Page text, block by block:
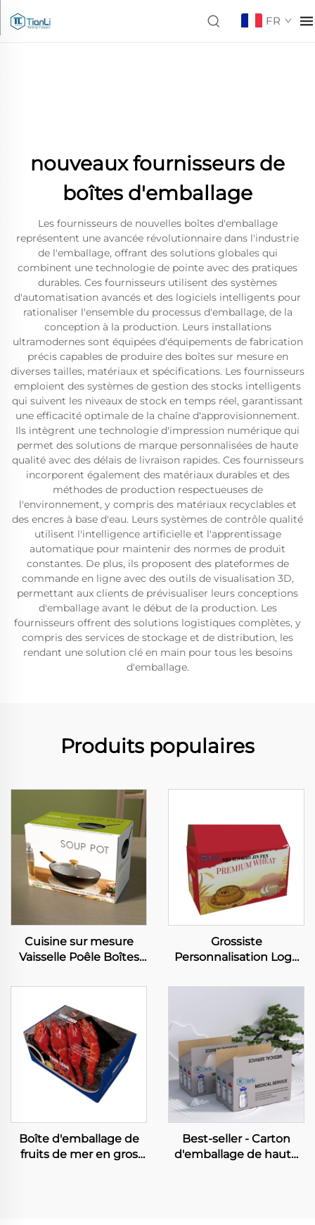
FR
nouveaux fournisseurs de
boîtes d'emballage
Les fournisseurs de nouvelles boîtes d'emballage
représentent une avancée révolutionnaire dans l'industrie
de l'emballage, offrant des solutions globales qui
combinent une technologie de pointe avec des pratiques
durables. Ces fournisseurs utilisent des systèmes
d'automatisation avancés et des logiciels intelligents pour
rationaliser l'ensemble du processus d'emballage, de la
conception à la production. Leurs installations
ultramodernes sont équipées d'équipements de fabrication
précis capables de produire des boîtes sur mesure en
diverses tailles, matériaux et spécifications. Les fournisseurs
emploient des systèmes de gestion des stocks intelligents
qui suivent les niveaux de stock en temps réel, garantissant
une efficacité optimale de la chaîne d'approvisionnement.
Ils intègrent une technologie d'impression numérique qui
permet des solutions de marque personnalisées de haute
qualité avec des délais de livraison rapides. Ces fournisseurs
incorporent également des matériaux durables et des
méthodes de production respectueuses de
l'environnement, y compris des matériaux recyclables et
des encres à base d'eau. Leurs systèmes de contrôle qualité
utilisent l'intelligence artificielle et l'apprentissage
automatique pour maintenir des normes de produit
constantes. De plus, ils proposent des plateformes de
commande en ligne avec des outils de visualisation 3D,
permettant aux clients de prévisualiser leurs conceptions
d'emballage avant le début de la production. Les
fournisseurs offrent des solutions logistiques complètes, y
compris des services de stockage et de distribution, les
rendant une solution clé en main pour tous les besoins
d'emballage.
Produits populaires
Cuisine sur mesure
Vaisselle Poêle Boîtes
vaisselle Boîtes en
papier Poêle Boîte
d'emballage avec
poignée
Grossiste
Personnalisation Logo
Produits Agricoles
Boîtes en Papier Grande
Capacité Boîtes à Farine
et Poudre d'Amande
Boîte d'emballage de
fruits de mer en gros
Best-seller - Carton
d'emballage de haute